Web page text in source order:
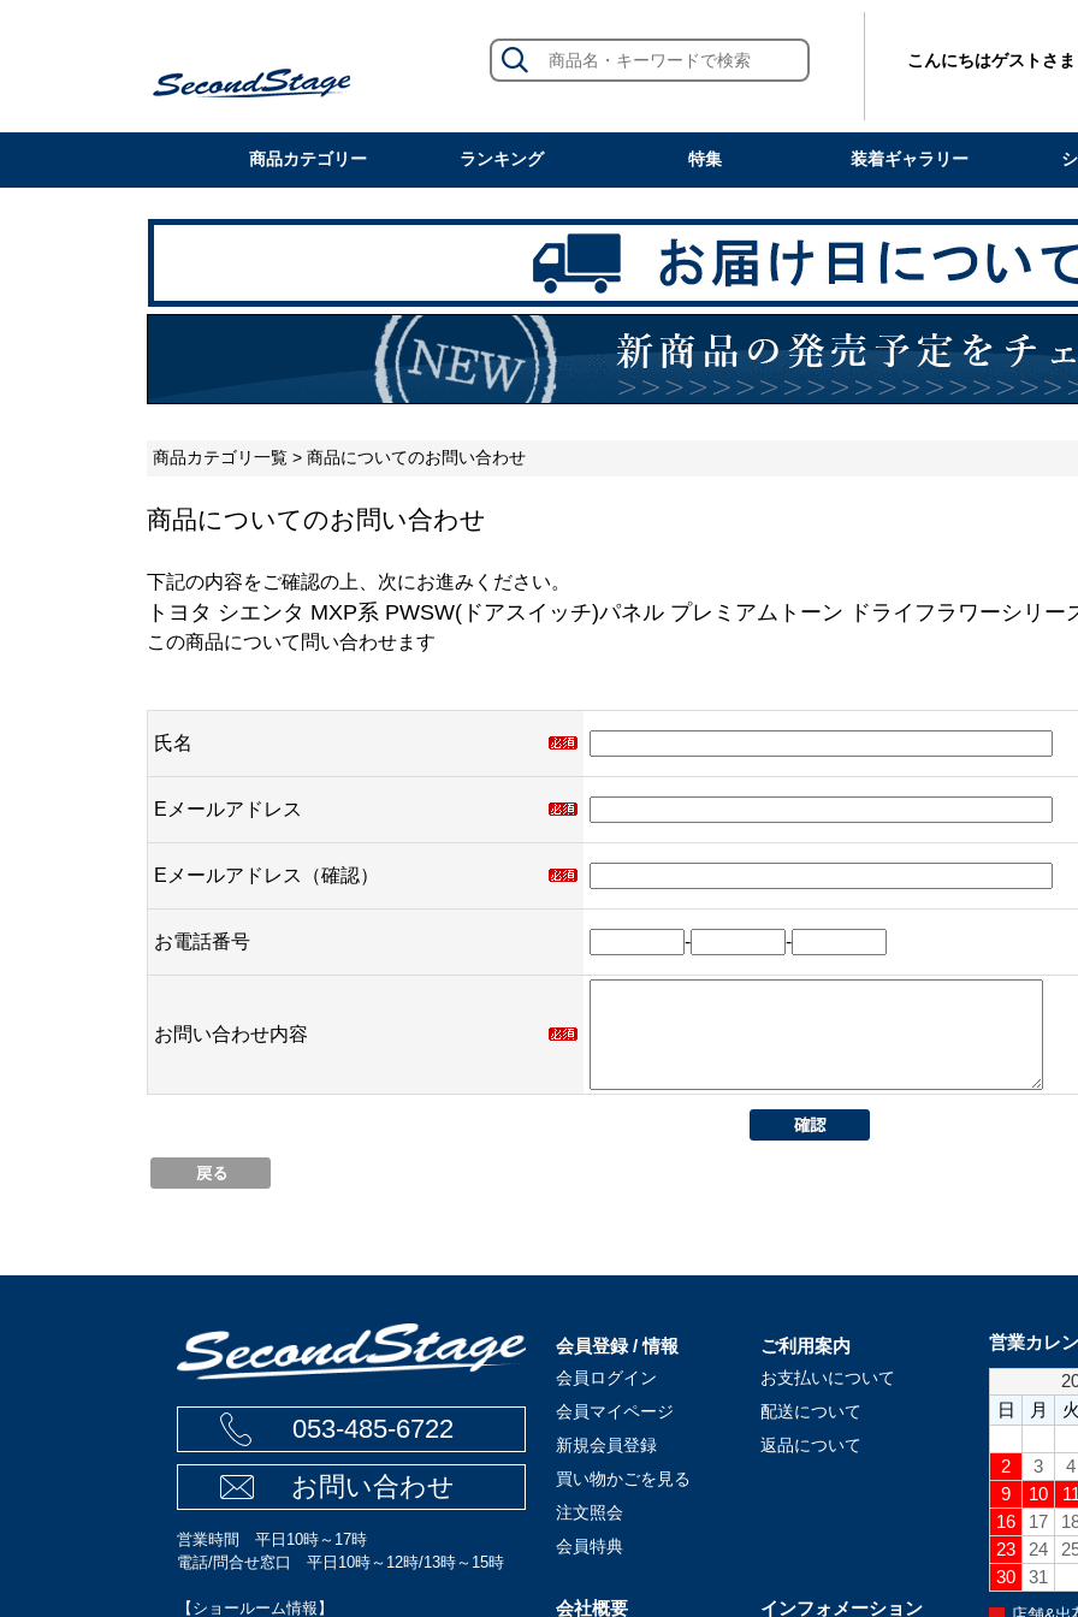
こんにちはゲストさま
商品カテゴリー ランキング 特集 装着ギャラリー
商品カテゴリ一覧 > 商品についてのお問い合わせ
商品についてのお問い合わせ
下記の内容をご確認の上、次にお進みください。
トヨタ シエンタ MXP系 PWSW(ドアスイッチ)パネル プレミアムトーン ドライフラワーシリー
この商品について問い合わせます
氏名
Eメールアドレス
Eメールアドレス（確認）
お電話番号 - -
お問い合わせ内容
053-485-6722
お問い合わせ
営業時間 平日10時～17時
電話/問合せ窓口 平日10時～12時/13時～15時
【ショールーム情報】
会員登録 / 情報
会員ログイン
会員マイページ
新規会員登録
買い物かごを見る
注文照会
会員特典
ご利用案内
お支払いについて
配送について
返品について
会社概要 インフォメーション
営業カレ